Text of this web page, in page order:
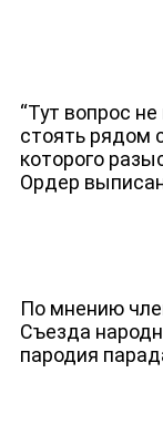
ЮТУБ-
“Тут вопрос
стоять рядом
которого
Ордер
По мнению
Съезда
пародия